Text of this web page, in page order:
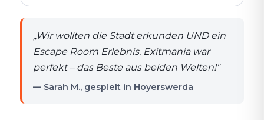
„Wir wollten die Stadt erkunden UND ein
Escape Room Erlebnis. Exitmania war
perfekt – das Beste aus beiden Welten!"
— Sarah M., gespielt in Hoyerswerda